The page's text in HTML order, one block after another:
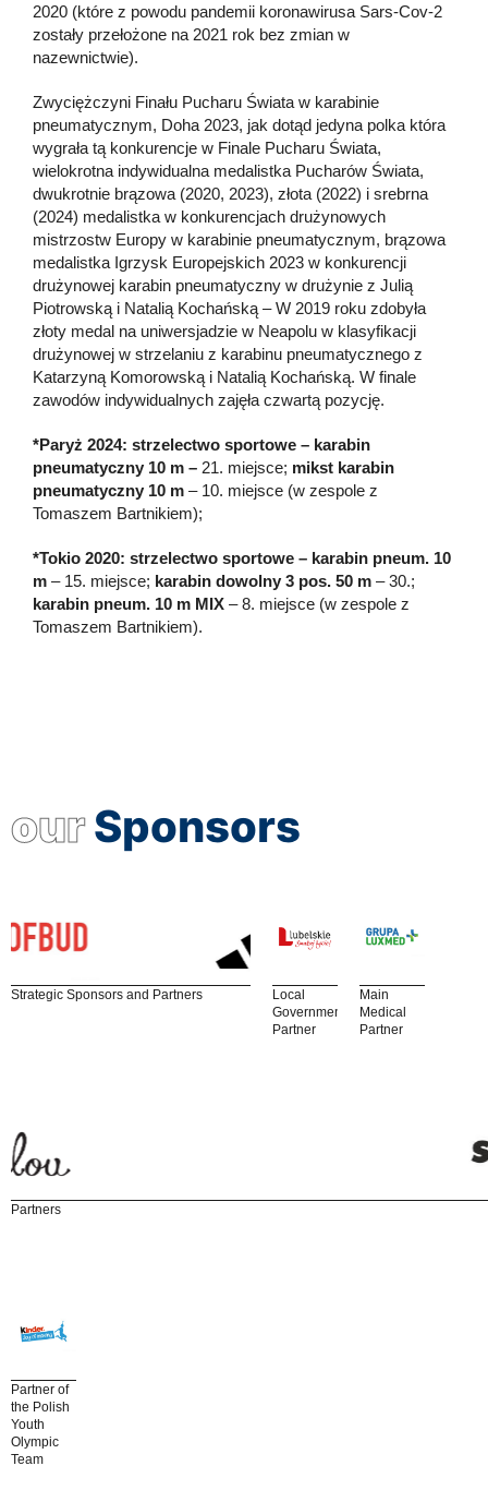
2020 (które z powodu pandemii koronawirusa Sars-Cov-2
zostały przełożone na 2021 rok bez zmian w
nazewnictwie).
Zwyciężczyni Finału Pucharu Świata w karabinie
pneumatycznym, Doha 2023, jak dotąd jedyna polka która
wygrała tą konkurencje w Finale Pucharu Świata,
wielokrotna indywidualna medalistka Pucharów Świata,
dwukrotnie brązowa (2020, 2023), złota (2022) i srebrna
(2024) medalistka w konkurencjach drużynowych
mistrzostw Europy w karabinie pneumatycznym, brązowa
medalistka Igrzysk Europejskich 2023 w konkurencji
drużynowej karabin pneumatyczny w drużynie z Julią
Piotrowską i Natalią Kochańską – W 2019 roku zdobyła
złoty medal na uniwersjadzie w Neapolu w klasyfikacji
drużynowej w strzelaniu z karabinu pneumatycznego z
Katarzyną Komorowską i Natalią Kochańską. W finale
zawodów indywidualnych zajęła czwartą pozycję.
*Paryż 2024: strzelectwo sportowe – karabin
pneumatyczny 10 m – 21. miejsce; mikst karabin
pneumatyczny 10 m – 10. miejsce (w zespole z
Tomaszem Bartnikiem);
*Tokio 2020: strzelectwo sportowe – karabin pneum. 10
m – 15. miejsce; karabin dowolny 3 pos. 50 m – 30.;
karabin pneum. 10 m MIX – 8. miejsce (w zespole z
Tomaszem Bartnikiem).
ourSponsors
Strategic Sponsors and Partners
Local
Government
Partner
Main
Medical
Partner
Partners
Partner of
the Polish
Youth
Olympic
Team